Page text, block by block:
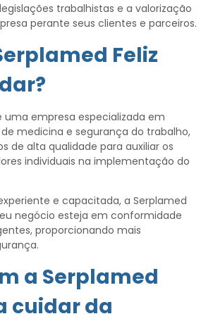
trabalhistas e a valorização
perante seus clientes e parceiros.
Feliz
uma empresa especializada em
medicina e segurança do trabalho,
de alta qualidade para auxiliar os
individuais na implementação do
e capacitada, a Serplamed
negócio esteja em conformidade
proporcionando mais
a Serplamed
cuidar da